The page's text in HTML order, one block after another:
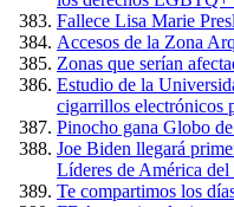
Fallece Lisa Marie
Accesos de la Zona
Zonas que serían
Estudio de la
cigarrillos electrónicos
Pinocho gana Globo
Joe Biden llegará
Líderes de América
Te compartimos los